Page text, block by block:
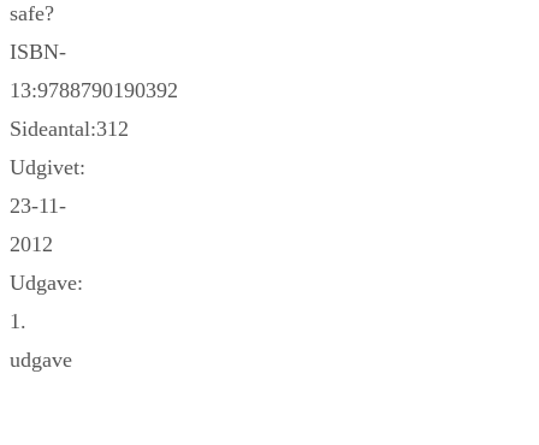
safe?
ISBN-
13:9788790190392
Sideantal:312
Udgivet:
23-11-
2012
Udgave:
1.
udgave